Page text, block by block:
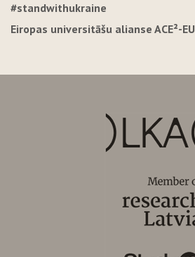
#standwithukraine
Eiropas universitāšu alianse ACE²-EU